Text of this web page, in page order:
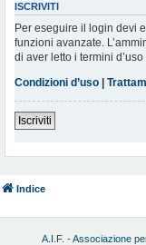
ISCRIVITI
Per eseguire il login devi
funzioni avanzate.
di aver letto i termini
Condizioni d’uso |
Iscriviti
Indice
A.I.F. - Associazione